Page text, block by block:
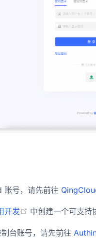
账号，请先前往
开发 (opens new
中创建一个可支持
台账号，请先前往